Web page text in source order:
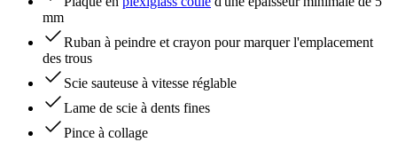
mm
Ruban à peindre et crayon pour marquer l'emplacement
des trous
Scie sauteuse à vitesse réglable
Lame de scie à dents fines
Pince à collage